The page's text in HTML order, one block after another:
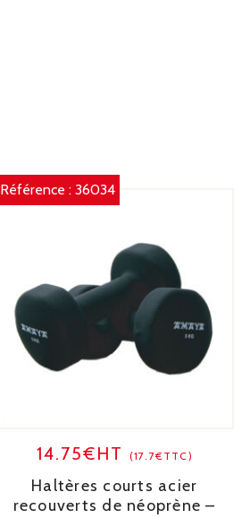
Référence : 36034
14.75€HT (17.7€TTC)
Haltères courts acier
recouverts de néoprène –